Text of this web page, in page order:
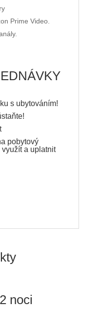
Prime Video.
s ubytováním!
pobytový
a uplatnit
noci